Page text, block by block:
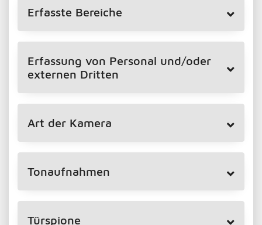
Erfasste Bereiche
Erfassung von Personal und/oder
externen Dritten
Art der Kamera
Tonaufnahmen
Türspione